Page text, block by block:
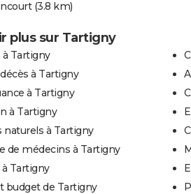
(3.8 km)
plus sur Tartigny
à Tartigny
à Tartigny
à Tartigny
à Tartigny
naturels à Tartigny
de médecins à Tartigny
Tartigny
budget de Tartigny